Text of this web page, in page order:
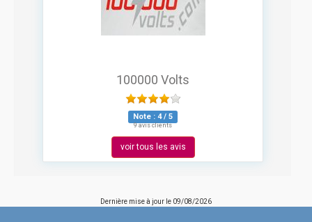
100000 Volts
Note : 4/ 5
9 avis clients
voir tous les avis
Dernière mise à jour le 09/08/2026